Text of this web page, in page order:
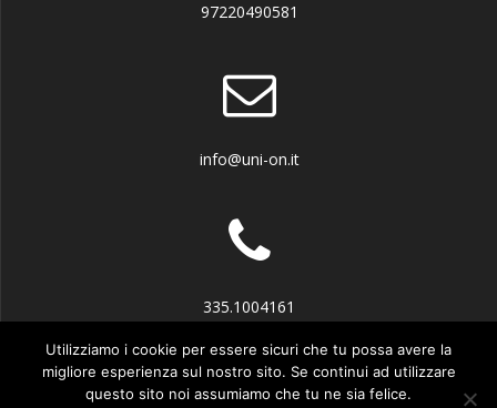
97220490581
info@uni-on.it
335.1004161
Utilizziamo i cookie per essere sicuri che tu possa avere la
migliore esperienza sul nostro sito. Se continui ad utilizzare
questo sito noi assumiamo che tu ne sia felice.